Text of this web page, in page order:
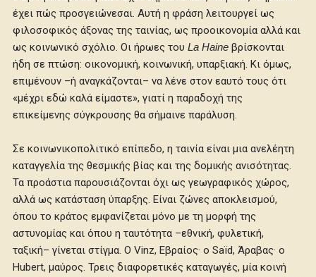
έχει πώς προσγειώνεσαι. Αυτή η φράση λειτουργεί ως
φιλοσοφικός άξονας της ταινίας, ως προοικονομία αλλά και
ως κοινωνικό σχόλιο. Οι ήρωες τουLa Haine βρίσκονται
ήδη σε πτώση: οικονομική, κοινωνική, υπαρξιακή. Κι όμως,
επιμένουν –ή αναγκάζονται– να λένε στον εαυτό τους ότι
«μέχρι εδώ καλά είμαστε», γιατί η παραδοχή της
επικείμενης σύγκρουσης θα σήμαινε παράλυση.
Σε κοινωνικοπολιτικό επίπεδο, η ταινία είναι μια ανελέητη
καταγγελία της θεσμικής βίας και της δομικής ανισότητας.
Τα προάστια παρουσιάζονται όχι ως γεωγραφικός χώρος,
αλλά ως κατάσταση ύπαρξης. Είναι ζώνες αποκλεισμού,
όπου το κράτος εμφανίζεται μόνο με τη μορφή της
αστυνομίας και όπου η ταυτότητα –εθνική, φυλετική,
ταξική– γίνεται στίγμα. Ο Vinz, Εβραίος· ο Saïd, Άραβας· ο
Hubert, μαύρος. Τρεις διαφορετικές καταγωγές, μία κοινή